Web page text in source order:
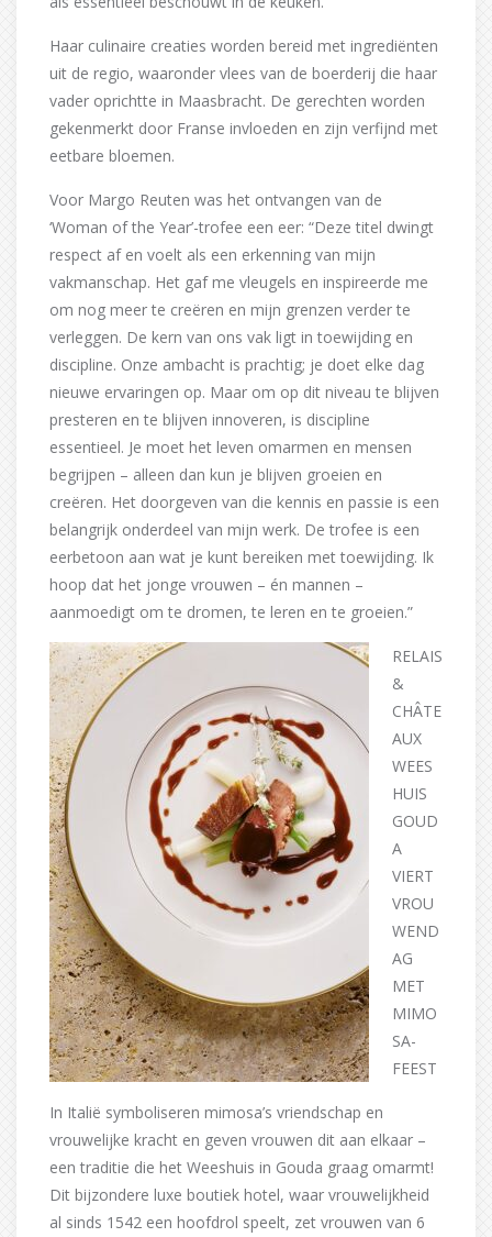
Haar culinaire creaties worden bereid met ingrediënten
uit de regio, waaronder vlees van de boerderij die haar
vader oprichtte in Maasbracht. De gerechten worden
gekenmerkt door Franse invloeden en zijn verfijnd met
eetbare bloemen.
Voor Margo Reuten was het ontvangen van de
‘Woman of the Year’-trofee een eer: “Deze titel dwingt
respect af en voelt als een erkenning van mijn
vakmanschap. Het gaf me vleugels en inspireerde me
om nog meer te creëren en mijn grenzen verder te
verleggen. De kern van ons vak ligt in toewijding en
discipline. Onze ambacht is prachtig; je doet elke dag
nieuwe ervaringen op. Maar om op dit niveau te blijven
presteren en te blijven innoveren, is discipline
essentieel. Je moet het leven omarmen en mensen
begrijpen – alleen dan kun je blijven groeien en
creëren. Het doorgeven van die kennis en passie is een
belangrijk onderdeel van mijn werk. De trofee is een
eerbetoon aan wat je kunt bereiken met toewijding. Ik
hoop dat het jonge vrouwen – én mannen –
aanmoedigt om te dromen, te leren en te groeien.”
RELAIS
&
CHÂTE
AUX
WEES
HUIS
GOUD
A
VIERT
VROU
WEND
AG
MET
MIMO
SA-
FEEST
In Italië symboliseren mimosa’s vriendschap en
vrouwelijke kracht en geven vrouwen dit aan elkaar –
een traditie die het Weeshuis in Gouda graag omarmt!
Dit bijzondere luxe boutiek hotel, waar vrouwelijkheid
al sinds 1542 een hoofdrol speelt, zet vrouwen van 6